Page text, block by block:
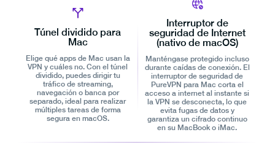
Túnel dividido para
Mac
Elige qué apps de Mac usan la
VPN y cuáles no. Con el túnel
dividido, puedes dirigir tu
tráfico de streaming,
navegación o banca por
separado, ideal para realizar
múltiples tareas de forma
segura en macOS.
Interruptor de
seguridad de Internet
(nativo de macOS)
Manténgase protegido incluso
durante caídas de conexión. El
interruptor de seguridad de
PureVPN para Mac corta el
acceso a internet al instante si
la VPN se desconecta, lo que
evita fugas de datos y
garantiza un cifrado continuo
en su MacBook o iMac.